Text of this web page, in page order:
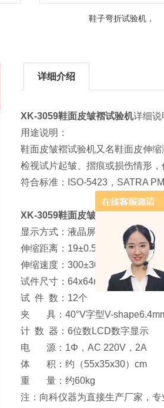
鞋子弯折试验机，
详细介绍
XK-3059鞋面皮皱褶试验机详细说
用途说明：
鞋面皮皱褶试验机又名鞋面皮伸
检视试片起皱、摺痕或损伤情形
符合标准：ISO-5423，SATRA
XK-3059鞋面皮皱褶试验机
规格
显示方式：液晶屏
伸缩距离：19±0.5mm
伸缩速度：300±30cpm
试件尺寸：64x64mm
试 件 数：12个
夹 具：40°V字型V-
计 数 器：6位数LCD数字显示
电 源：1Φ，AC 220V，2A
体 积：约（55x35x30）cm
重 量：约60kg
注：向科仪器为直接生产厂家，